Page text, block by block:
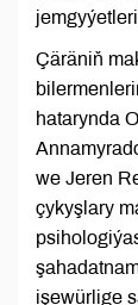
Çäräniň
hatarynda
we Jeren
çykyşlary
işewürlige